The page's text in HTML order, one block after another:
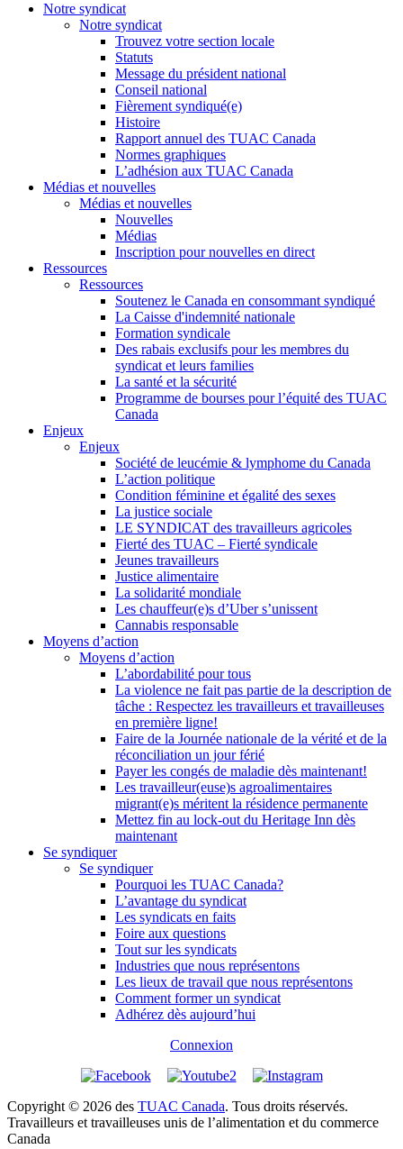
Notre syndicat
Notre syndicat
Trouvez votre section locale
Statuts
Message du président national
Conseil national
Fièrement syndiqué(e)
Histoire
Rapport annuel des TUAC Canada
Normes graphiques
L’adhésion aux TUAC Canada
Médias et nouvelles
Médias et nouvelles
Nouvelles
Médias
Inscription pour nouvelles en direct
Ressources
Ressources
Soutenez le Canada en consommant syndiqué
La Caisse d'indemnité nationale
Formation syndicale
Des rabais exclusifs pour les membres du
syndicat et leurs families
La santé et la sécurité
Programme de bourses pour l’équité des TUAC
Canada
Enjeux
Enjeux
Société de leucémie & lymphome du Canada
L’action politique
Condition féminine et égalité des sexes
La justice sociale
LE SYNDICAT des travailleurs agricoles
Fierté des TUAC – Fierté syndicale
Jeunes travailleurs
Justice alimentaire
La solidarité mondiale
Les chauffeur(e)s d’Uber s’unissent
Cannabis responsable
Moyens d’action
Moyens d’action
L’abordabilité pour tous
La violence ne fait pas partie de la description de
tâche : Respectez les travailleurs et travailleuses
en première ligne!
Faire de la Journée nationale de la vérité et de la
réconciliation un jour férié
Payer les congés de maladie dès maintenant!
Les travailleur(euse)s agroalimentaires
migrant(e)s méritent la résidence permanente
Mettez fin au lock-out du Heritage Inn dès
maintenant
Se syndiquer
Se syndiquer
Pourquoi les TUAC Canada?
L’avantage du syndicat
Les syndicats en faits
Foire aux questions
Tout sur les syndicats
Industries que nous représentons
Les lieux de travail que nous représentons
Comment former un syndicat
Adhérez dès aujourd’hui
Connexion
Copyright © 2026 des TUAC Canada. Tous droits réservés.
Travailleurs et travailleuses unis de l’alimentation et du commerce
Canada